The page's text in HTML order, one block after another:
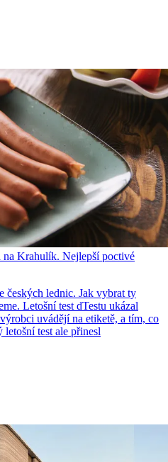
na Krahulík. Nejlepší poctivé
českých lednic. Jak vybrat ty
Letošní test dTestu ukázal
uvádějí na etiketě, a tím, co
letošní test ale přinesl